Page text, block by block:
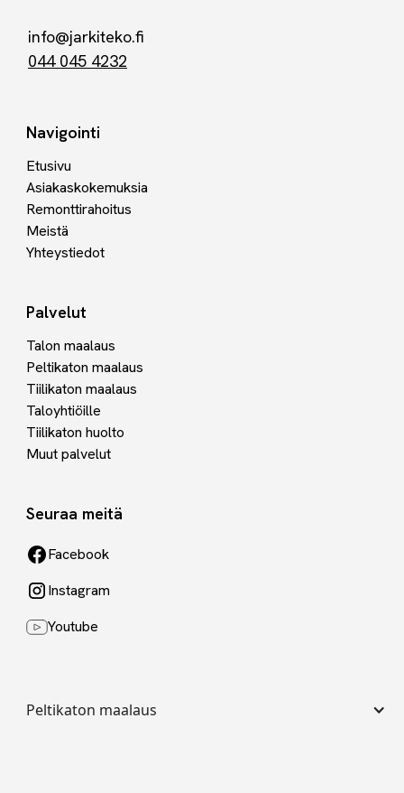
info@jarkiteko.fi
044 045 4232
Navigointi
Etusivu
Asiakaskokemuksia
Remonttirahoitus
Meistä
Yhteystiedot
Palvelut
Talon maalaus
Peltikaton maalaus
Tiilikaton maalaus
Taloyhtiöille
Tiilikaton huolto
Muut palvelut
Seuraa meitä
Facebook
Instagram
Youtube
Peltikaton maalaus